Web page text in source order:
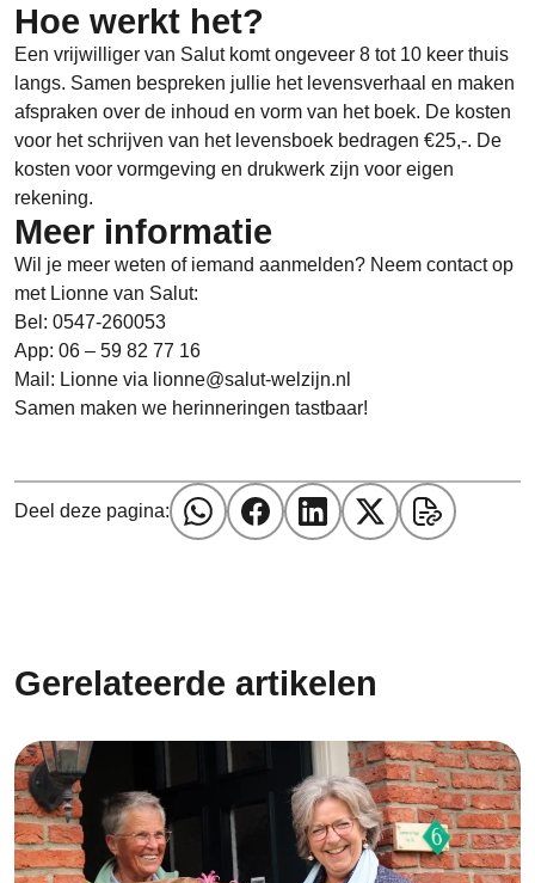
Hoe werkt het?
Een vrijwilliger van Salut komt ongeveer 8 tot 10 keer thuis
langs. Samen bespreken jullie het levensverhaal en maken
afspraken over de inhoud en vorm van het boek. De kosten
voor het schrijven van het levensboek bedragen €25,-. De
kosten voor vormgeving en drukwerk zijn voor eigen
rekening.
Meer informatie
Wil je meer weten of iemand aanmelden? Neem contact op
met Lionne van Salut:
Bel: 0547-260053
App: 06 – 59 82 77 16
Mail: Lionne via lionne@salut-welzijn.nl
Samen maken we herinneringen tastbaar!
Deel deze pagina:
Gerelateerde artikelen